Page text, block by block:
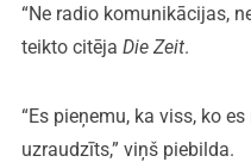
“Ne radio komunikācijas,
teikto citēja Die Zeit.
“Es pieņemu, ka viss, ko
uzraudzīts,” viņš piebilda.